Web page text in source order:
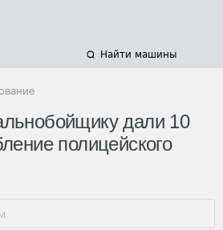
Найти машины
дали 10
полицейского